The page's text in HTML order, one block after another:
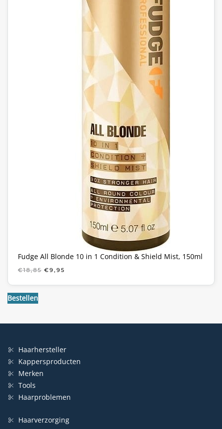
Fudge All Blonde 10 in 1 Condition & Shield Mist, 150ml
€18,85 OORSPRONKELIJKE
WAS:
€9,95
IS:
Bestellen
Haarhersteller
Kappersproducten
Merken
Tools
Haarproblemen
Haarverzorging